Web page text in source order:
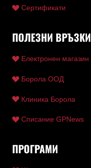
Сертификати
ПОЛЕЗНИ ВРЪЗКИ
Електронен магазин
Борола ООД
Клиника Борола
Списание GPNews
ПРОГРАМИ